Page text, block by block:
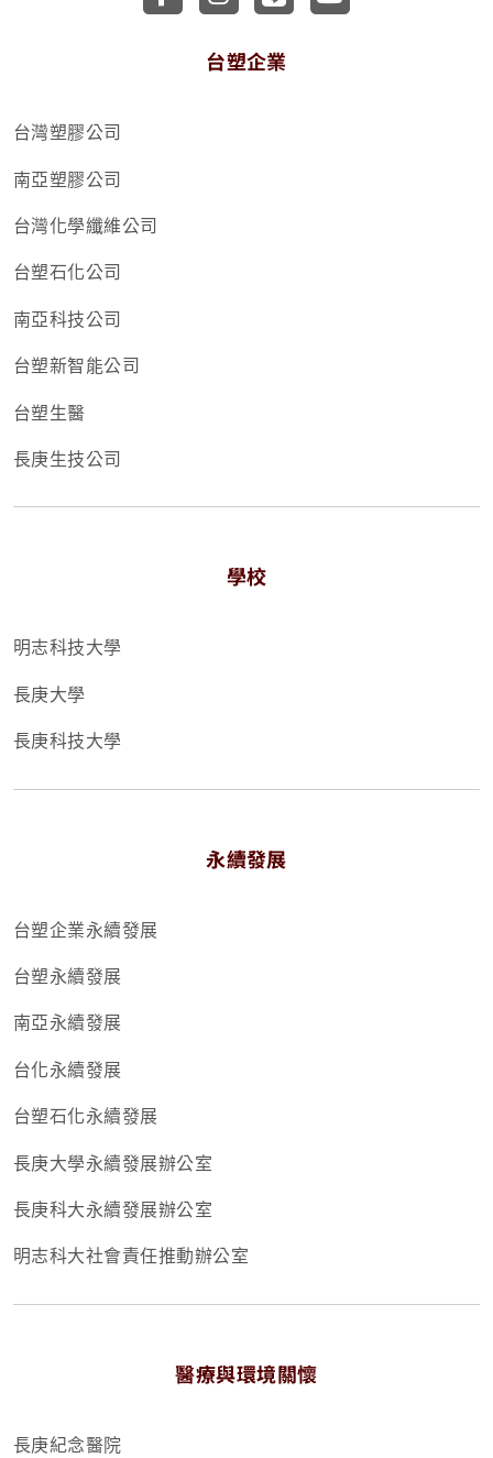
台塑企業
台灣塑膠公司
南亞塑膠公司
台灣化學纖維公司
台塑石化公司
南亞科技公司
台塑新智能公司
台塑生醫
長庚生技公司
學校
明志科技大學
長庚大學
長庚科技大學
永續發展
台塑企業永續發展
台塑永續發展
南亞永續發展
台化永續發展
台塑石化永續發展
長庚大學永續發展辦公室
長庚科大永續發展辦公室
明志科大社會責任推動辦公室
醫療與環境關懷
長庚紀念醫院